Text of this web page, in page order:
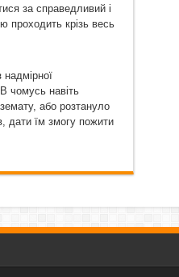
за справедливий і
проходить крізь весь
чомусь навіть
або розтануло
дати їм змогу пожити